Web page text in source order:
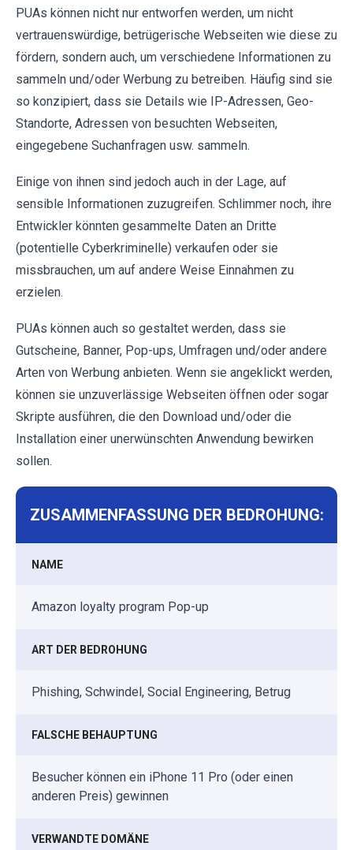
PUAs können nicht nur entworfen werden, um nicht
vertrauenswürdige, betrügerische Webseiten wie diese zu
fördern, sondern auch, um verschiedene Informationen zu
sammeln und/oder Werbung zu betreiben. Häufig sind sie
so konzipiert, dass sie Details wie IP-Adressen, Geo-
Standorte, Adressen von besuchten Webseiten,
eingegebene Suchanfragen usw. sammeln.
Einige von ihnen sind jedoch auch in der Lage, auf
sensible Informationen zuzugreifen. Schlimmer noch, ihre
Entwickler könnten gesammelte Daten an Dritte
(potentielle Cyberkriminelle) verkaufen oder sie
missbrauchen, um auf andere Weise Einnahmen zu
erzielen.
PUAs können auch so gestaltet werden, dass sie
Gutscheine, Banner, Pop-ups, Umfragen und/oder andere
Arten von Werbung anbieten. Wenn sie angeklickt werden,
können sie unzuverlässige Webseiten öffnen oder sogar
Skripte ausführen, die den Download und/oder die
Installation einer unerwünschten Anwendung bewirken
sollen.
ZUSAMMENFASSUNG DER BEDROHUNG:
NAME
Amazon loyalty program Pop-up
ART DER BEDROHUNG
Phishing, Schwindel, Social Engineering, Betrug
FALSCHE BEHAUPTUNG
Besucher können ein iPhone 11 Pro (oder einen
anderen Preis) gewinnen
VERWANDTE DOMÄNE